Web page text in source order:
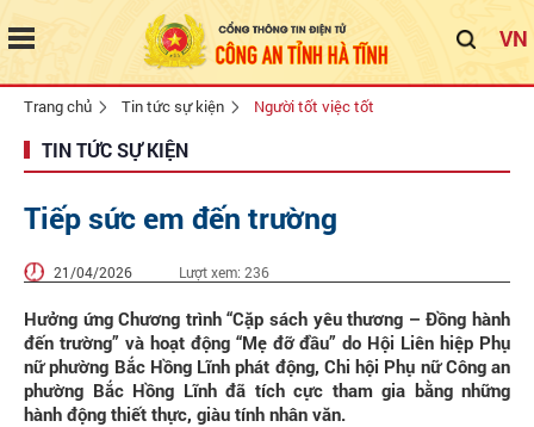
VN
Trang chủ Tin tức sự kiện Người tốt việc tốt
TIN TỨC SỰ KIỆN
Tiếp sức em đến trường
21/04/2026 Lượt xem: 236
Hưởng ứng Chương trình “Cặp sách yêu thương – Đồng hành
đến trường” và hoạt động “Mẹ đỡ đầu” do Hội Liên hiệp Phụ
nữ phường Bắc Hồng Lĩnh phát động, Chi hội Phụ nữ Công an
phường Bắc Hồng Lĩnh đã tích cực tham gia bằng những
hành động thiết thực, giàu tính nhân văn.